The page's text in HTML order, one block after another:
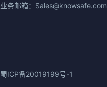
业务邮箱：Sales@knowsafe.com
蜀ICP备20019199号-1